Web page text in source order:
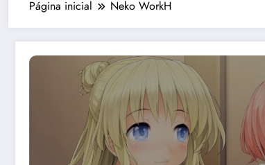
Página inicial Neko WorkH